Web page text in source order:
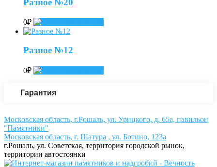
0₽
Разное №12
0₽
Гарантия
Московская область, г.Рошаль, ул. Урицкого, д. 65а, павильон
"Памятники"
Московская область, г. Шатура , ул. Ботино, 123а
г.Рошаль, ул. Советская, территория городской рынок,
территории автостоянки